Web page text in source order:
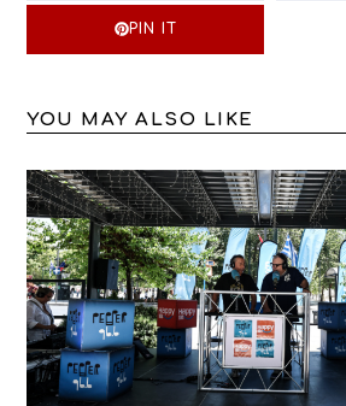
PIN IT
YOU MAY ALSO LIKE